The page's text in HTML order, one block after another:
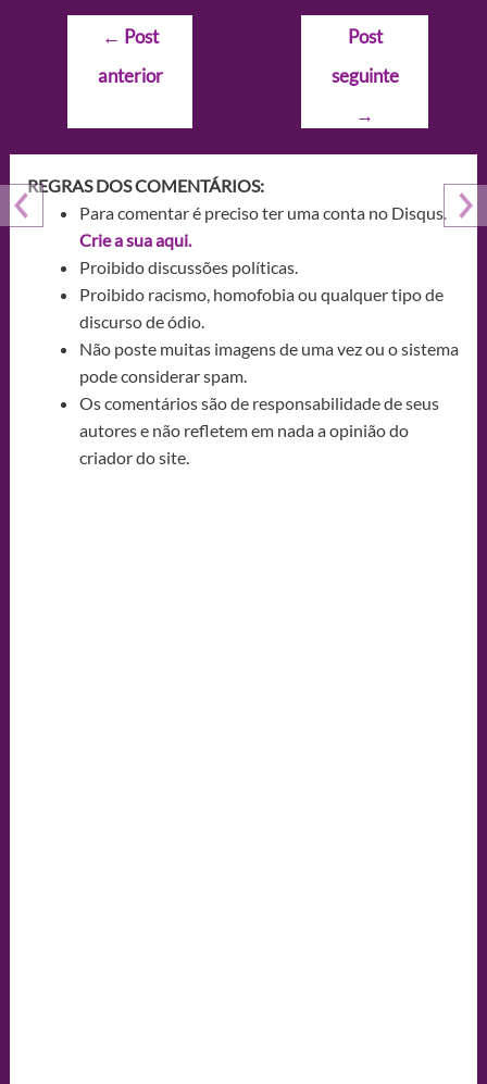
Navegação
Post
← Post
anterior
Post
seguinte
→
REGRAS DOS COMENTÁRIOS:
Para comentar é preciso ter uma conta no Disqus.
Crie a sua aqui.
Proibido discussões políticas.
Proibido racismo, homofobia ou qualquer tipo de
discurso de ódio.
Não poste muitas imagens de uma vez ou o sistema
pode considerar spam.
Os comentários são de responsabilidade de seus
autores e não refletem em nada a opinião do
criador do site.